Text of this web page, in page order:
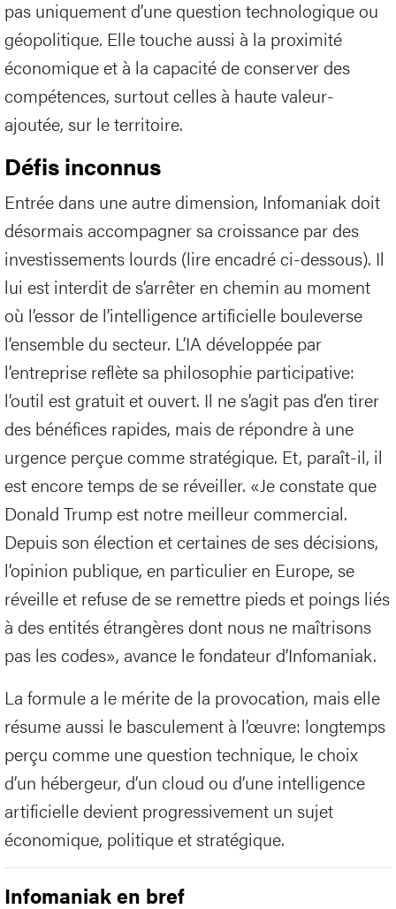
pas uniquement d’une question technologique ou
géopolitique. Elle touche aussi à la proximité
économique et à la capacité de conserver des
compétences, surtout celles à haute valeur-
ajoutée, sur le territoire.
Défis inconnus
Entrée dans une autre dimension, Infomaniak doit
désormais accompagner sa croissance par des
investissements lourds (lire encadré ci-dessous). Il
lui est interdit de s’arrêter en chemin au moment
où l’essor de l’intelligence artificielle bouleverse
l’ensemble du secteur. L’IA développée par
l’entreprise reflète sa philosophie participative:
l’outil est gratuit et ouvert. Il ne s’agit pas d’en tirer
des bénéfices rapides, mais de répondre à une
urgence perçue comme stratégique. Et, paraît-il, il
est encore temps de se réveiller. «Je constate que
Donald Trump est notre meilleur commercial.
Depuis son élection et certaines de ses décisions,
l’opinion publique, en particulier en Europe, se
réveille et refuse de se remettre pieds et poings liés
à des entités étrangères dont nous ne maîtrisons
pas les codes», avance le fondateur d’Infomaniak.
La formule a le mérite de la provocation, mais elle
résume aussi le basculement à l’œuvre: longtemps
perçu comme une question technique, le choix
d’un hébergeur, d’un cloud ou d’une intelligence
artificielle devient progressivement un sujet
économique, politique et stratégique.
Infomaniak en bref